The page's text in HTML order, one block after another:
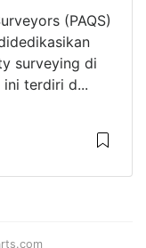
(PAQS)
surveying di
ini terdiri d...